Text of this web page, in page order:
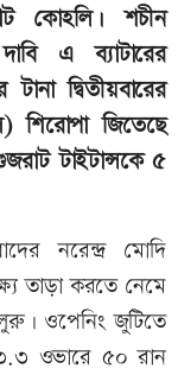
কোহলি। শচীন
এ ব্যাটারের
দ্বিতীয়বারের
শিরোপা জিতেছে
টাইটান্সকে ৫
নরেন্দ্র মোদি
তাড়া করতে নেমে
ওপেনিং জুটিতে
ওভারে ৫০ রান